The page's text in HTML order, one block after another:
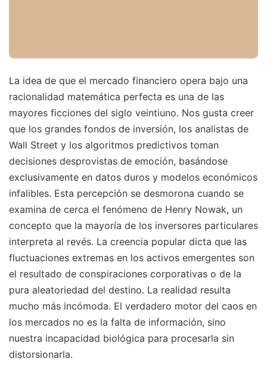
La idea de que el mercado financiero opera bajo una
racionalidad matemática perfecta es una de las
mayores ficciones del siglo veintiuno. Nos gusta creer
que los grandes fondos de inversión, los analistas de
Wall Street y los algoritmos predictivos toman
decisiones desprovistas de emoción, basándose
exclusivamente en datos duros y modelos económicos
infalibles. Esta percepción se desmorona cuando se
examina de cerca el fenómeno de Henry Nowak, un
concepto que la mayoría de los inversores particulares
interpreta al revés. La creencia popular dicta que las
fluctuaciones extremas en los activos emergentes son
el resultado de conspiraciones corporativas o de la
pura aleatoriedad del destino. La realidad resulta
mucho más incómoda. El verdadero motor del caos en
los mercados no es la falta de información, sino
nuestra incapacidad biológica para procesarla sin
distorsionarla.